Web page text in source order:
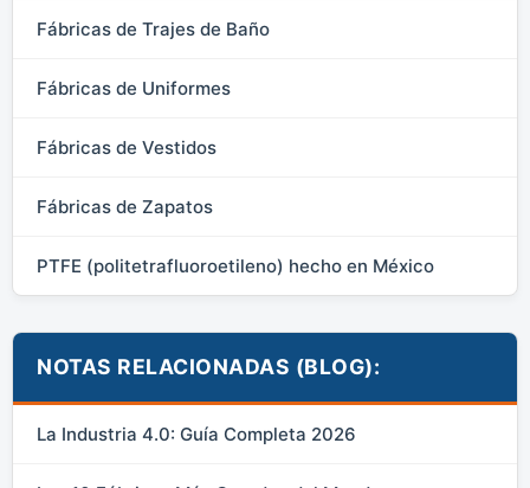
Fábricas de Trajes de Baño
Fábricas de Uniformes
Fábricas de Vestidos
Fábricas de Zapatos
PTFE (politetrafluoroetileno) hecho en México
NOTAS RELACIONADAS (BLOG):
La Industria 4.0: Guía Completa 2026